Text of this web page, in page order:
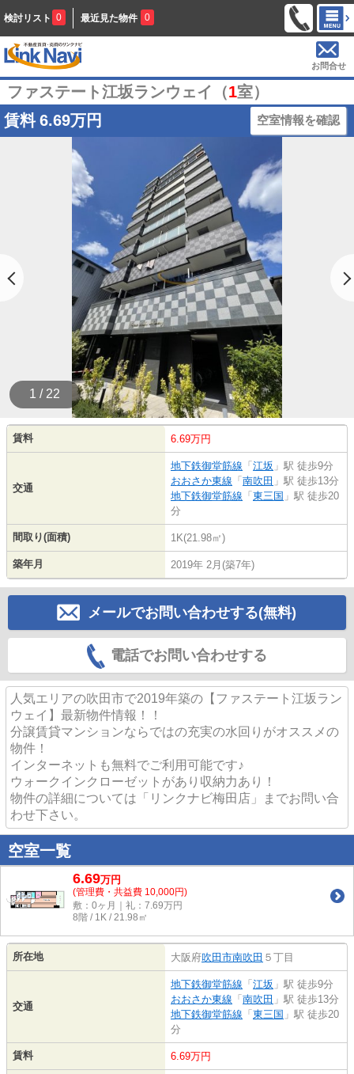
検討リスト 0 最近見た物件 0
お問合せ
ファステート江坂ランウェイ（1室）
賃料 6.69万円 空室情報を確認
1 / 22
賃料 6.69万円
交通
地下鉄御堂筋線 「 江坂 」駅 徒歩9分
おおさか東線 「 南吹田 」駅 徒歩13分
地下鉄御堂筋線 「 東三国 」駅 徒歩20
分
間取り(面積) 1K(21.98㎡)
築年月 2019年 2月(築7年)
メールでお問い合わせする(無料)
電話でお問い合わせする
人気エリアの吹田市で2019年築の【ファステート江坂ラン
ウェイ】最新物件情報！！
分譲賃貸マンションならではの充実の水回りがオススメの
物件！
インターネットも無料でご利用可能です♪
ウォークインクローゼットがあり収納力あり！
物件の詳細については「リンクナビ梅田店」までお問い合
わせ下さい。
空室一覧
6.69万円
(管理費・共益費 10,000円)
敷：0ヶ月｜礼：7.69万円
8階 / 1K / 21.98㎡
所在地 大阪府吹田市南吹田 ５丁目
交通
地下鉄御堂筋線 「 江坂 」駅 徒歩9分
おおさか東線 「 南吹田 」駅 徒歩13分
地下鉄御堂筋線 「 東三国 」駅 徒歩20
分
賃料 6.69万円